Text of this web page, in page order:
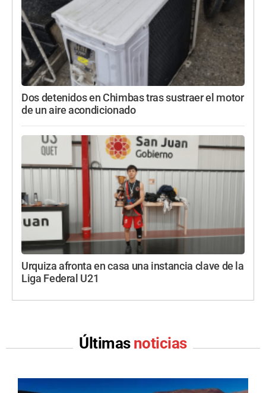
Dos detenidos en Chimbas tras sustraer el motor
de un aire acondicionado
Urquiza afronta en casa una instancia clave de la
Liga Federal U21
Últimas noticias